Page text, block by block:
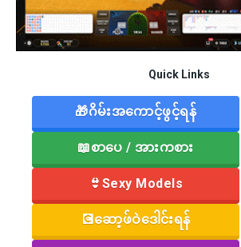
Quick Links
🎁ဂိမ်းအကောင့်ဖွင့်ရန်
📖စာပေ / အားကစား
👙Sexy Models
💽ဆော့ဖ်ဝဲဒေါင်းရန်